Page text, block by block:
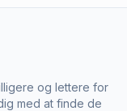
og lettere for
med at finde de